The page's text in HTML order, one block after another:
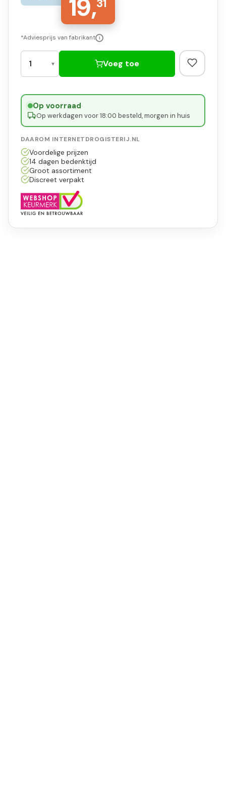
19,31
*Adviesprijs van fabrikant i
Voeg toe
Op voorraad·
Op werkdagen voor 18:00 besteld, morgen in huis
DAAROM INTERNETDROGISTERIJ.NL
Voordelige prijzen
14 dagen bedenktijd
Groot assortiment
Discreet verpakt